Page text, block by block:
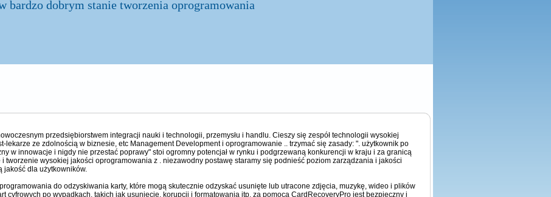
bardzo dobrym stanie tworzenia oprogramowania
przedsiębiorstwem integracji nauki i technologii, przemysłu i handlu. Cieszy się zespół technologii wysokiej
lekarze ze zdolnością w biznesie, etc Management Development i oprogramowanie .. trzymać się zasady: ". użytkownik po
w innowacje i nigdy nie przestać poprawy" stoi ogromny potencjał w rynku i podgrzewaną konkurencji w kraju i za granicą
tworzenie wysokiej jakości oprogramowania z . niezawodny postawę staramy się podnieść poziom zarządzania i jakości
jakość dla użytkowników.
do odzyskiwania karty, które mogą skutecznie odzyskać usunięte lub utracone zdjęcia, muzykę, wideo i plików
cyfrowych po wypadkach, takich jak usunięcie, korupcji i formatowania itp. za pomocą CardRecoveryPro jest bezpieczny i